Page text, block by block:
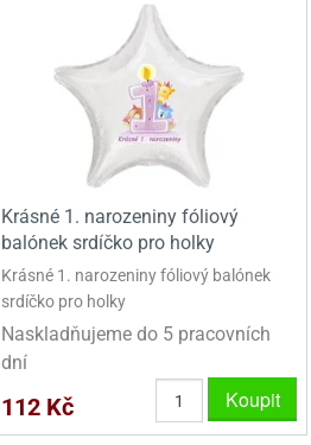
SUROVINY NA DONUTY
ŠLEHAČKY A SMETANY
ZMRZLINY
ŽELATINY
OSTATNÍ CUKRÁŘSKÉ SUROVINY
POLEVA V PECKÁCH
DRIP POLEVY
GRILÁŠ (GRILIÁŽ)
SUROVINY NA DONUTY
ŠLEHAČKY A SMETANYZTUŽOVAČE
ROSTLINNÉ
ŽIVOČIŠNÉ
ZMRZLINY
ŽELATINY
OSTATNÍ CUKRÁŘSKÉ SUROVINY
JEDLÉ CHLADÍCÍ
Krásné 1. narozeniny fóliový
balónek srdíčko pro holky
Krásné 1. narozeniny fóliový balónek
srdíčko pro holky
Naskladňujeme do 5 pracovních
dní
112 Kč Koupit